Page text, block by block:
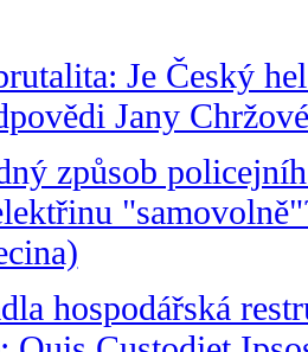
Je Český
Jany
způsob
hospodářská